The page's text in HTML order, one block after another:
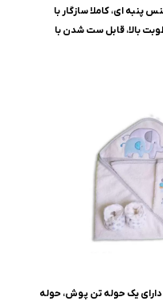
ای، کاملا سازگار با
بالا، قابل ست شدن با
دارای یک حوله تن پوش، حوله